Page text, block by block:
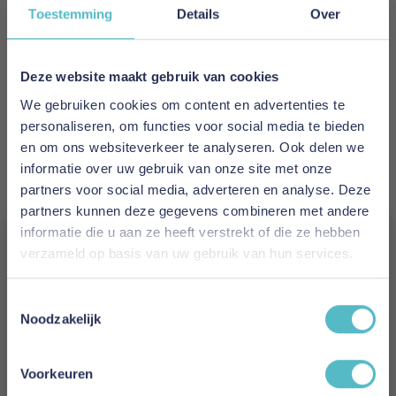
Toestemming Details Over
Deze website maakt gebruik van cookies
We gebruiken cookies om content en advertenties te
personaliseren, om functies voor social media te bieden
en om ons websiteverkeer te analyseren. Ook delen we
informatie over uw gebruik van onze site met onze
partners voor social media, adverteren en analyse. Deze
partners kunnen deze gegevens combineren met andere
informatie die u aan ze heeft verstrekt of die ze hebben
verzameld op basis van uw gebruik van hun services.
Noodzakelijk
Voorkeuren
EAN
Prijs
€ 1.988,00
Levertijd
6 tot 8 weken
Kleur
282 Avella Warm Grey
Lomira Sofa Bed Sharp Plus Cover Soft Spring
E-mail